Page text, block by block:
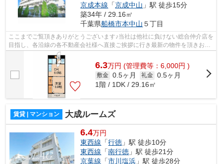
京成本線 「京成中山 」駅 徒歩15分
築34年 / 29.16㎡
千葉県船橋市本中山 ５丁目
ここまでご覧頂きありがとうございます♪当社は他社に負けない総合仲介店を
目指し、各沿線の各不動産会社様へ直接ご挨拶に行き最新の物件を頂きお客
様へ提供しております！最新の情報は...
6.3万円 (管理費等：6,000円 )
敷金 0.5ヶ月 礼金 0.5ヶ月
1階 / 1DK / 29.16㎡
賃貸 | マンション 大成ルームズ
6.4万円
東西線 「行徳 」駅 徒歩10分
東西線 「南行徳 」駅 徒歩21分
京葉線 「市川塩浜 」駅 徒歩28分